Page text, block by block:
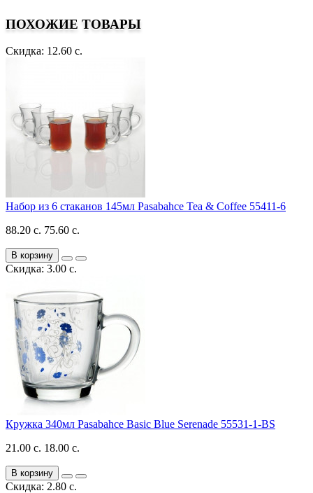
ПОХОЖИЕ ТОВАРЫ
Скидка: 12.60 с.
Набор из 6 стаканов 145мл Pasabahce Tea & Coffee 55411-6
88.20 с. 75.60 с.
В корзину
Скидка: 3.00 с.
Кружка 340мл Pasabahce Basic Blue Serenade 55531-1-BS
21.00 с. 18.00 с.
В корзину
Скидка: 2.80 с.